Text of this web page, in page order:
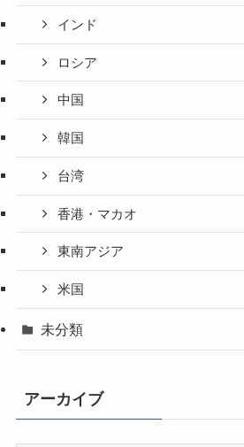
インド
ロシア
中国
韓国
台湾
香港・マカオ
東南アジア
米国
未分類
アーカイブ